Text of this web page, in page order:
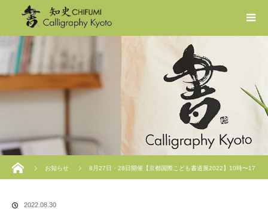
お知らせ
8月27日・28日開催【京都国際こども書道展2022】10時〜17
2022.08.30